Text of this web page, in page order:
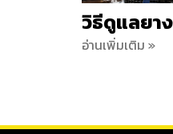
วิธีดูแลยา
อ่านเพิ่มเติม »